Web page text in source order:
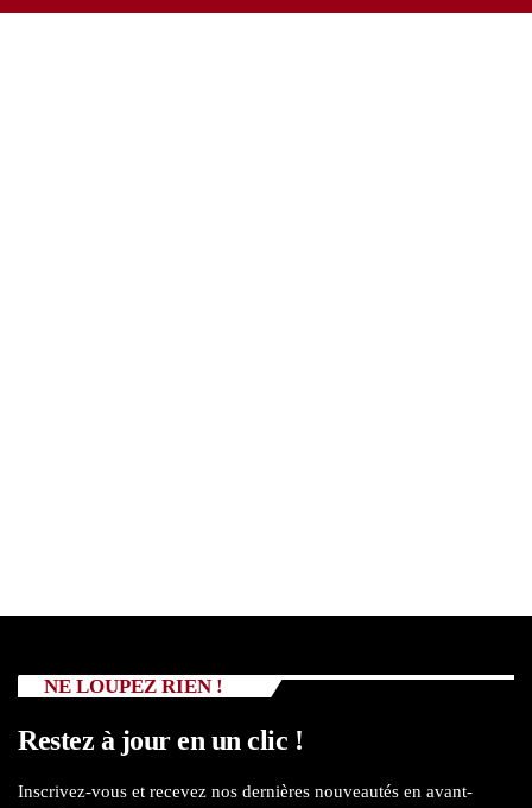
NE LOUPEZ RIEN !
Restez à jour en un clic !
Inscrivez-vous et recevez nos dernières nouveautés en avant-